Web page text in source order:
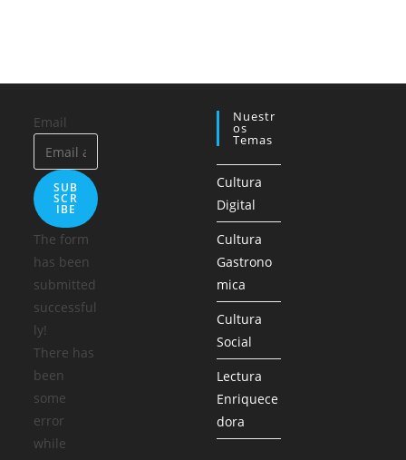
Email
SUB
SCR
IBE
The form
has been
submitted
successful
ly!
There has
been
some
error
while
Nuestr
Os
Temas
Cultura
Digital
Cultura
Gastrono
mica
Cultura
Social
Lectura
Enriquece
dora